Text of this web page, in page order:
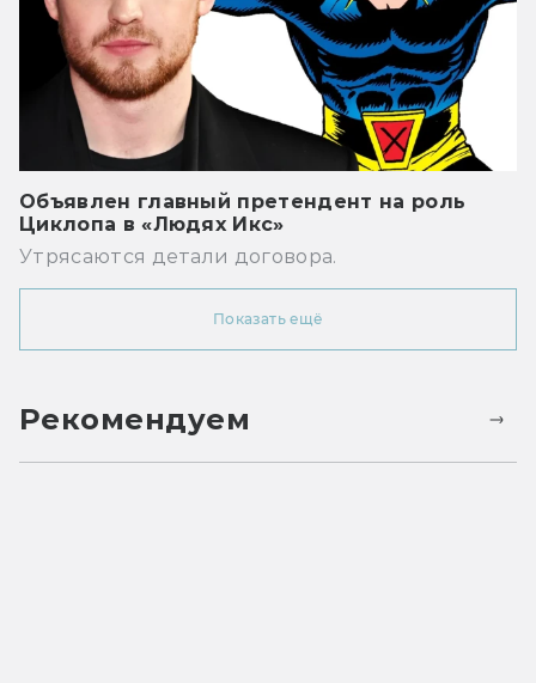
Объявлен главный претендент на роль
Циклопа в «Людях Икс»
Утрясаются детали договора.
Показать ещё
Рекомендуем